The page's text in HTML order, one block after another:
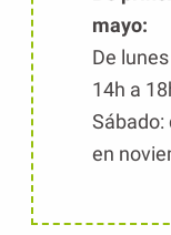
mayo:
De
14h a
Sábado:
en